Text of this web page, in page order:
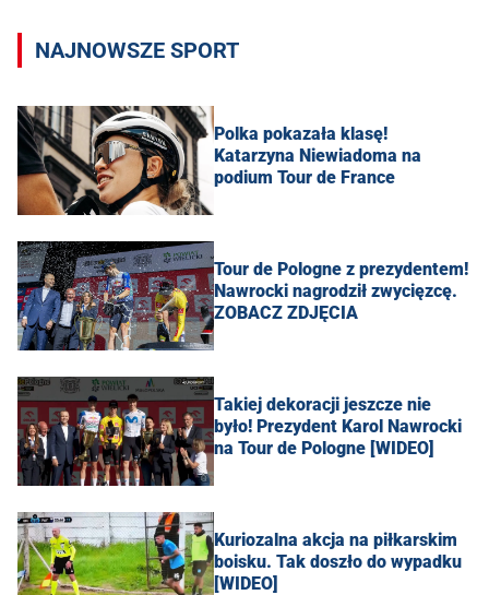
NAJNOWSZE SPORT
Polka pokazała klasę!
Katarzyna Niewiadoma na
podium Tour de France
Tour de Pologne z prezydentem!
Nawrocki nagrodził zwycięzcę.
ZOBACZ ZDJĘCIA
Takiej dekoracji jeszcze nie
było! Prezydent Karol Nawrocki
na Tour de Pologne [WIDEO]
Kuriozalna akcja na piłkarskim
boisku. Tak doszło do wypadku
[WIDEO]